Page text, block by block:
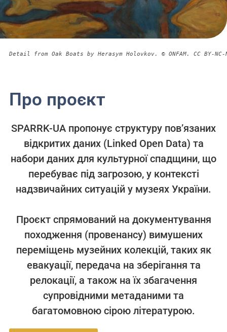
Detail from Oak Boats by Herasym Holovkov. © ONFAM. CC BY-
Про проєкт
SPARRK-UA пропонує структуру пов’язаних
відкритих даних (Linked Open Data) та
набори даних для культурної спадщини, що
перебуває під загрозою, у контексті
надзвичайних ситуацій у музеях України.
Проєкт спрямований на документування
походження (провенансу) вимушених
переміщень музейних колекцій, таких як
евакуації, передача на зберігання та
релокації, а також на їх збагачення
супровідними метаданими та
багатомовною сірою літературою.